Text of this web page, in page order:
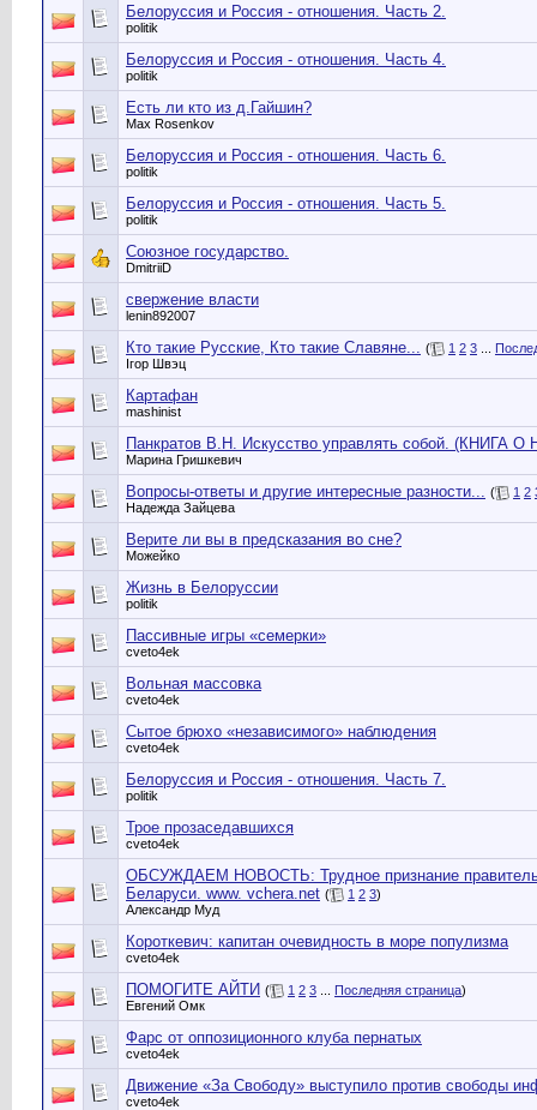
Белоруссия и Россия - отношения. Часть 2.
politik
Белоруссия и Россия - отношения. Часть 4.
politik
Есть ли кто из д.Гайшин?
Мax Rosenkov
Белоруссия и Россия - отношения. Часть 6.
politik
Белоруссия и Россия - отношения. Часть 5.
politik
Союзное государство.
DmitriiD
свержение власти
lenin892007
Кто такие Русские, Кто такие Славяне... ( 1 2 3
Iгор Швэц
Картафан
mashinist
Панкратов В.Н. Искусство управлять собой. (КНИГА
Марина Гришкевич
Вопросы-ответы и другие интересные разности... ( 1 2
Надежда Зайцева
Верите ли вы в предсказания во сне?
Можейко
Жизнь в Белоруссии
politik
Пассивные игры «семерки»
cveto4ek
Вольная массовка
cveto4ek
Сытое брюхо «независимого» наблюдения
cveto4ek
Белоруссия и Россия - отношения. Часть 7.
politik
Трое прозаседавшихся
cveto4ek
ОБСУЖДАЕМ НОВОСТЬ: Трудное признание
Беларуси. www. vchera.net ( 1 2 3)
Александр Муд
Короткевич: капитан очевидность в море популизма
cveto4ek
ПОМОГИТЕ АЙТИ ( 1 2 3 Последняя страница)
Евгений Омк
Фарс от оппозиционного клуба пернатых
cveto4ek
Движение «За Свободу» выступило против свободы
cveto4ek